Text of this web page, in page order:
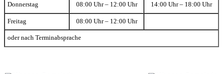
Donnerstag 08:00 Uhr – 12:00 Uhr 14:00 Uhr – 18:00 Uhr
Freitag 08:00 Uhr – 12:00 Uhr
oder nach Terminabsprache